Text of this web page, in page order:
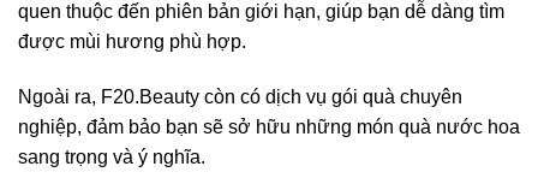
quen thuộc đến phiên bản giới hạn, giúp bạn dễ dàng tìm
được mùi hương phù hợp.
Ngoài ra, F20.Beauty còn có dịch vụ gói quà chuyên
nghiệp, đảm bảo bạn sẽ sở hữu những món quà nước hoa
sang trọng và ý nghĩa.